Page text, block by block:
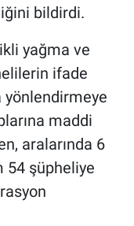
bildirdi.
yağma ve
ifade
maddi
aralarında 6
54 şüpheliye